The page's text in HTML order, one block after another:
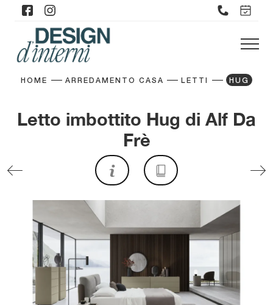
HOME ARREDAMENTO CASA LETTI HUG
Letto imbottito Hug di Alf Da
Frè